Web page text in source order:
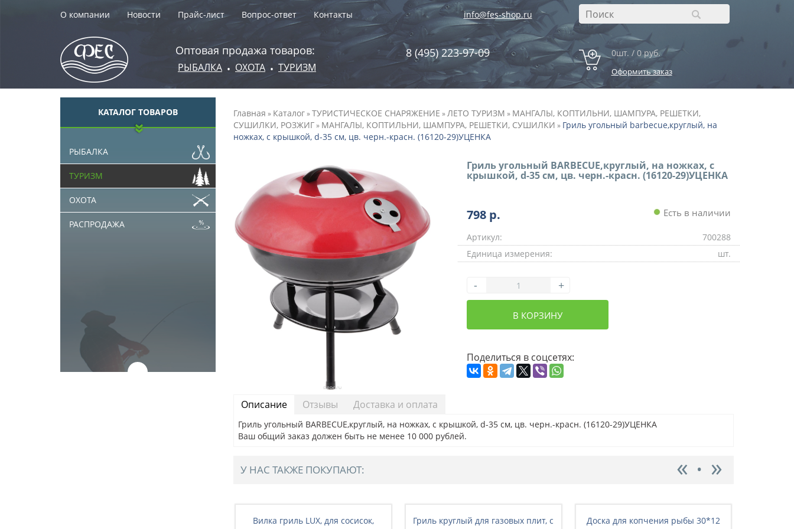
О компании Новости Прайс-лист Вопрос-ответ Контакты info@fes-shop.ru
Оптовая продажа товаров:
РЫБАЛКА • ОХОТА • ТУРИЗМ
8 (495) 223-97-09 0шт. / 0 руб.
Оформить заказ
КАТАЛОГ ТОВАРОВ
РЫБАЛКА
ТУРИЗМ
ОХОТА
РАСПРОДАЖА
Главная » Каталог»ТУРИСТИЧЕСКОЕ СНАРЯЖЕНИЕ »ЛЕТО ТУРИЗМ » МАНГАЛЫ, КОПТИЛЬНИ, ШАМПУРА, РЕШЕТКИ,
СУШИЛКИ, РОЗЖИГ» МАНГАЛЫ, КОПТИЛЬНИ, ШАМПУРА, РЕШЕТКИ, СУШИЛКИ » Гриль угольный barbecue,круглый, на
ножках, с крышкой, d-35 см, цв. черн.-красн. (16120-29)УЦЕНКА
Гриль угольный BARBECUE,круглый, на ножках, с
крышкой, d-35 см, цв. черн.-красн. (16120-29)УЦЕНКА
798 р. Есть в наличии
Артикул:
700288
Единица измерения:
шт.
- +
В КОРЗИНУ
Поделиться в соцсетях:
Описание Отзывы Доставка и оплата
Гриль угольный BARBECUE,круглый, на ножках, с крышкой, d-35 см, цв. черн.-красн. (16120-29)УЦЕНКА
Ваш общий заказ должен быть не менее 10 000 рублей.
У НАС ТАКЖЕ ПОКУПАЮТ:
Вилка гриль LUX, для сосисок,
Гриль круглый для газовых плит, с
Доска для копчения рыбы 30*12